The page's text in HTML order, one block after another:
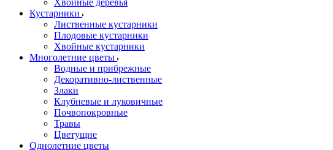
Хвойные деревья
Кустарники
Лиственные кустарники
Плодовые кустарники
Хвойные кустарники
Многолетние цветы
Водные и прибрежные
Декоративно-лиственные
Злаки
Клубневые и луковичные
Почвопокровные
Травы
Цветущие
Однолетние цветы